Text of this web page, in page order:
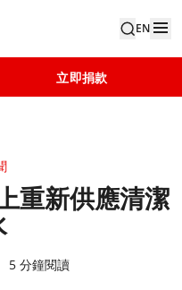
EN
立即捐款
重新供應清潔
5 分鐘閱讀